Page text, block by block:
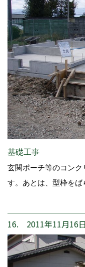
基礎工事
玄関ポーチ等のコン
す。あとは、型枠をば
16. 2011年11月16日